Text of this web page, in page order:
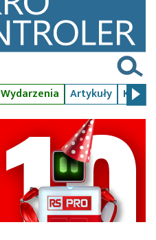
Wydarzenia Artykuły Kursy